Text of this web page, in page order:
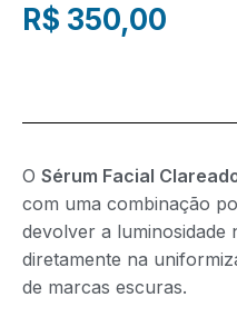
R$ 350,00
O Sérum Facial
com uma combinação
devolver a luminosidade
diretamente na
de marcas escuras.